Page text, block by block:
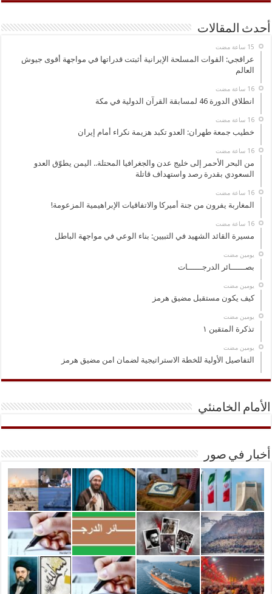
أحدث المقالات
عراقجي: القوات المسلحة الإيرانية أثبتت قدراتها في مواجهة أقوى جيوش
العالم
‏16 ساعة مضت
انطلاق الدورة 46 لمسابقة القرآن الدولية في مكة
‏16 ساعة مضت
خطيب جمعة طهران: العدو تكبد هزيمة نكراء أمام إيران
‏16 ساعة مضت
من البحر الأحمر إلى خليج عدن والجغرافيا المحتلة.. اليمن يطوّق العدو
السعودي بقدرة رصد واستهداف قاتلة
‏16 ساعة مضت
المغاربة يفرون من جنة أميركا والاتفاقيات الإبراهيمية المزعومة!
‏16 ساعة مضت
مسيرة القائد الشهيد في التبيين: بناء الوعي في مواجهة الباطل
‏يومين مضت
بصــــــائر الدرجــــــات
‏يومين مضت
كيف يكون مستقبل مضيق هرمز
‏يومين مضت
تذكرة المتقين ١
‏يومين مضت
التفاصيل الأولية للخطة الاستراتيجية لضمان امن مضيق هرمز
الأمام الخامنئي
أخبار في صور